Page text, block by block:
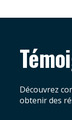
Découvrez
obtenir des